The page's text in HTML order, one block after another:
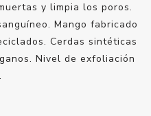
y limpia los poros.
Mango fabricado
Cerdas sintéticas
Nivel de exfoliación